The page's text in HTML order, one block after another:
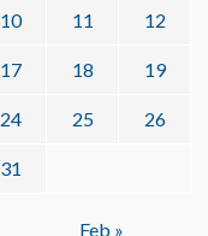
10 11 12
17 18 19
24 25 26
31
Feb »